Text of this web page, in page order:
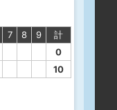
7 8 9
計
0
10